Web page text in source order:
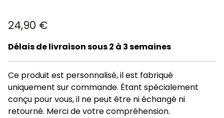
24,90 €
Délais de livraison sous 2 à 3 semaines
Ce produit est personnalisé, il est fabriqué
uniquement sur commande. Étant spécialement
conçu pour vous, il ne peut être ni échangé ni
retourné. Merci de votre compréhension.